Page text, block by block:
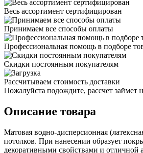
Весь ассортимент сертифицирован
Принимаем все способы оплаты
Профессиональная помощь в подборе
Скидки постоянным покупателям
Рассчитываем стоимость доставки
Пожалуйста подождите, рассчет займет
Описание товара
Матовая водно-дисперсионная
потолков. При нанесении образует
декоративными свойствами и отличной